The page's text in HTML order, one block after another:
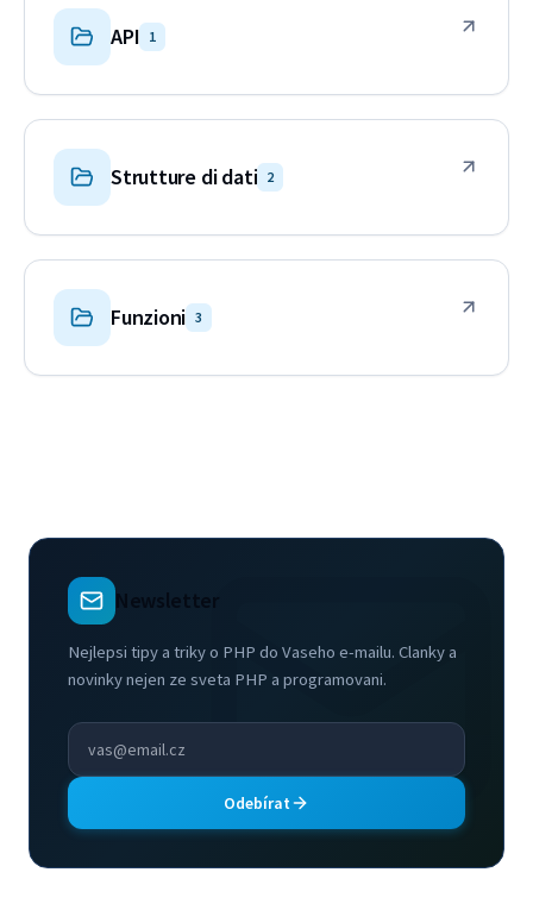
API 1
Strutture di dati 2
Funzioni 3
Newsletter
Nejlepsi tipy a triky o PHP do Vaseho e-mailu. Clanky a
novinky nejen ze sveta PHP a programovani.
Odebírat